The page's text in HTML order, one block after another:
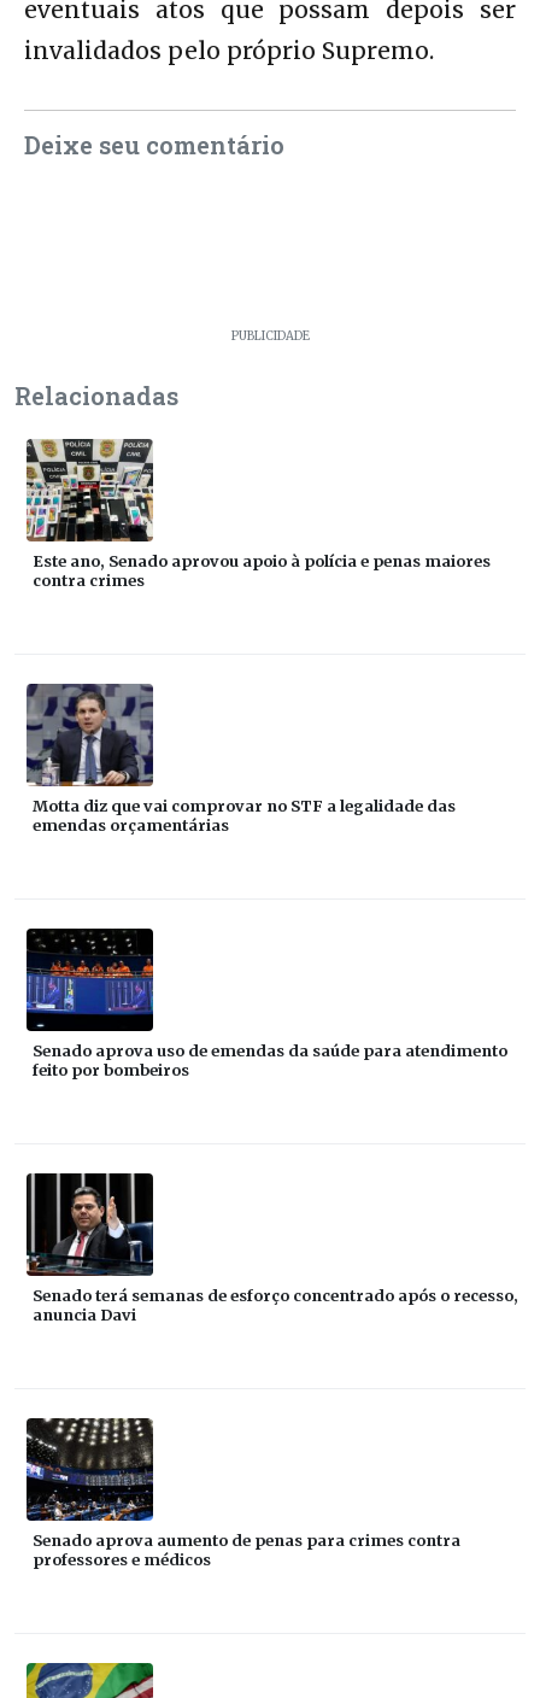
eventuais atos que possam depois ser
invalidados pelo próprio Supremo.
Deixe seu comentário
PUBLICIDADE
Relacionadas
Este ano, Senado aprovou apoio à polícia e penas maiores
contra crimes
Motta diz que vai comprovar no STF a legalidade das
emendas orçamentárias
Senado aprova uso de emendas da saúde para atendimento
feito por bombeiros
Senado terá semanas de esforço concentrado após o recesso,
anuncia Davi
Senado aprova aumento de penas para crimes contra
professores e médicos